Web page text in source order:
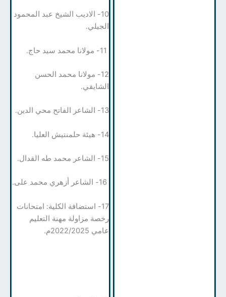
10- الاديب الشيخ عبد المحمود
الجيلي.
12- مولانا محمد الحسن
الشايقي.
17- استضافة الكلية: امتحانات
رخصة مزاولة مهنة التعليم